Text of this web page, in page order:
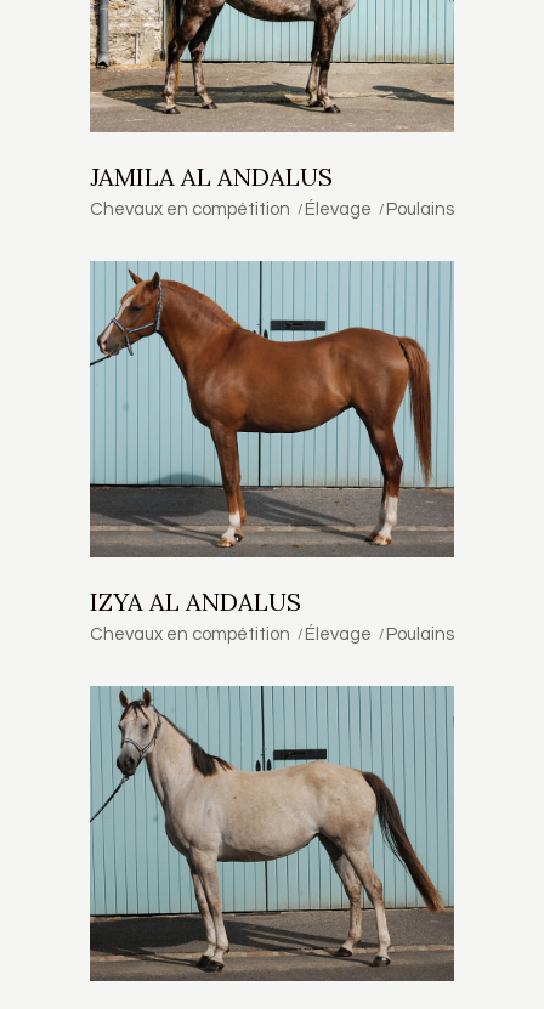
JAMILA AL ANDALUS
Chevaux en compétition Élevage Poulains
IZYA AL ANDALUS
Chevaux en compétition Élevage Poulains